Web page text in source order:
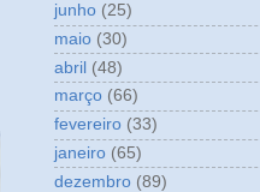
junho (25)
maio (30)
abril (48)
março (66)
fevereiro (33)
janeiro (65)
dezembro (89)